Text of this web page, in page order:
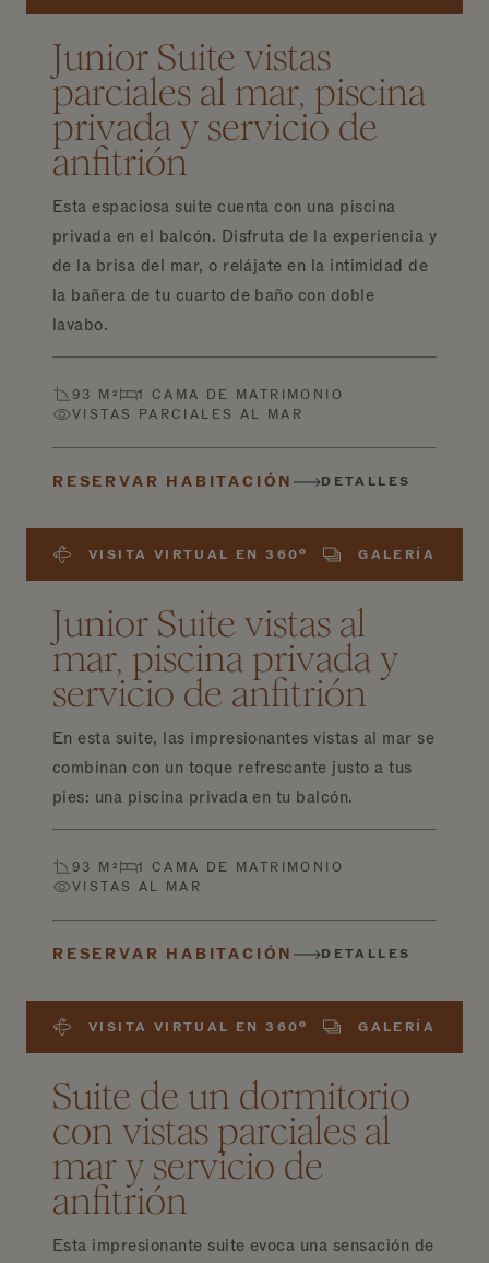
Junior Suite vistas
parciales al mar, piscina
privada y servicio de
anfitrión
Esta espaciosa suite cuenta con una piscina
privada en el balcón. Disfruta de la experiencia y
de la brisa del mar, o relájate en la intimidad de
la bañera de tu cuarto de baño con doble
lavabo.
93 M²
1 CAMA DE MATRIMONIO
VISTAS PARCIALES AL MAR
RESERVAR HABITACIÓN DETALLES
VISITA VIRTUAL EN 360º GALERÍA
Junior Suite vistas al
mar, piscina privada y
servicio de anfitrión
En esta suite, las impresionantes vistas al mar se
combinan con un toque refrescante justo a tus
pies: una piscina privada en tu balcón.
93 M²
1 CAMA DE MATRIMONIO
VISTAS AL MAR
RESERVAR HABITACIÓN DETALLES
VISITA VIRTUAL EN 360º GALERÍA
Suite de un dormitorio
con vistas parciales al
mar y servicio de
anfitrión
Esta impresionante suite evoca una sensación de